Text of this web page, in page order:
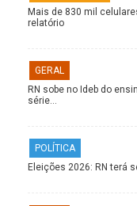
Mais de 830 mil
relatório
GERAL
RN sobe no Ideb do
série…
POLÍTICA
Eleições 2026: RN terá